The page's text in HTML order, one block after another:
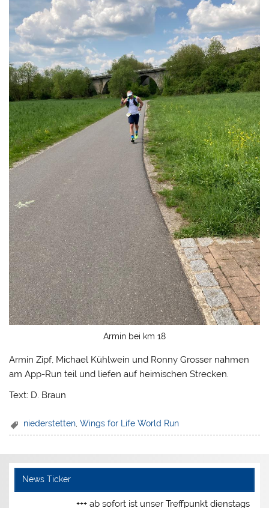
Armin bei km 18
Armin Zipf, Michael Kühlwein und Ronny Grosser nahmen
am App-Run teil und liefen auf heimischen Strecken.
Text: D. Braun
niederstetten ,Wings for Life World Run
News Ticker
+++ ab sofort ist unser Treffpunkt dienstags und